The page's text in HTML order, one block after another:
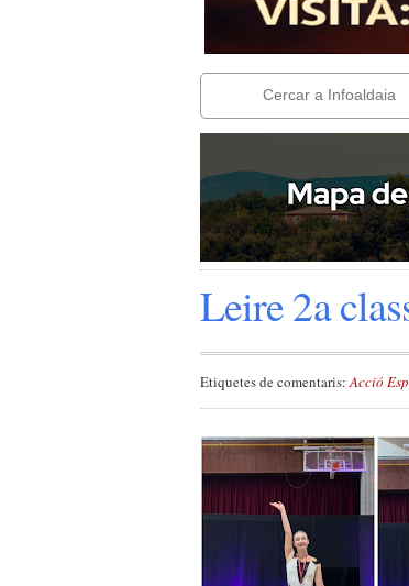
Leire 2a
Etiquetes de comentaris:Acció